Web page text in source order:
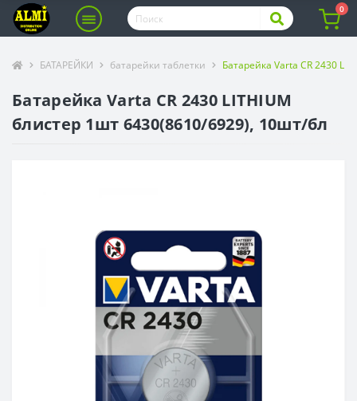
0
БАТАРЕЙКИ батарейки таблетки Батарейка Varta CR 2430
Батарейка Varta CR 2430 LITHIUM
блистер 1шт 6430(8610/6929), 10шт/бл